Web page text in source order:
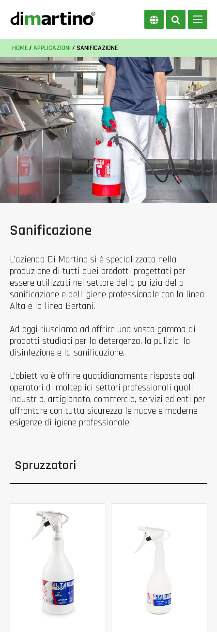
HOME/ APPLICAZIONI / SANIFICAZIONE
Sanificazione
L’azienda Di Martino si è specializzata nella
produzione di tutti quei prodotti progettati per
essere utilizzati nel settore della pulizia della
sanificazione e dell’igiene professionale con la linea
Alta e la linea Bertani.
Ad oggi riusciamo ad offrire una vasta gamma di
prodotti studiati per la detergenza, la pulizia, la
disinfezione e la sanificazione.
L’obiettivo è offrire quotidianamente risposte agli
operatori di molteplici settori professionali quali
industria, artigianato, commercio, servizi ed enti per
affrontare con tutta sicurezza le nuove e moderne
esigenze di igiene professionale.
Spruzzatori